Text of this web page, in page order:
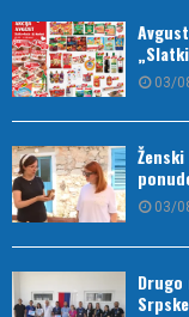
03/
03/
Srpske